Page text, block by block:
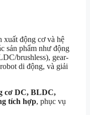
động cơ và hệ
sản phẩm như động
brushless), gear-
di động, và giải
cơ DC, BLDC,
tích hợp, phục vụ